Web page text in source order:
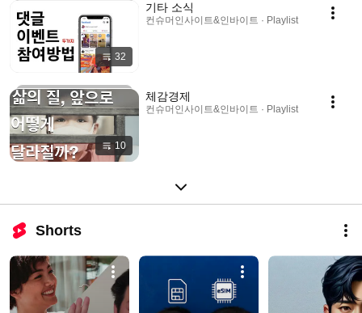
32
기타 소식
컨슈머인사이트&인바이트 · Playlist
10
체감경제
컨슈머인사이트&인바이트 · Playlist
Shorts